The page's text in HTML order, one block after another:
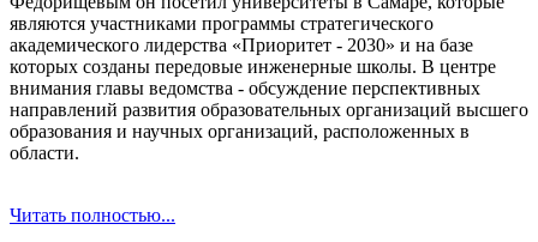
являются участниками программы стратегического
академического лидерства «Приоритет - 2030» и на базе
которых созданы передовые инженерные школы. В центре
внимания главы ведомства - обсуждение перспективных
направлений развития образовательных организаций высшего
образования и научных организаций, расположенных в
области.
Читать полностью...